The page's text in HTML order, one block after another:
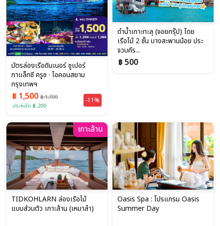
บัตรล่องเรือดินเนอร์ ซูเปอร์
กาแล็กซี ครูซ · ไอคอนสยาม
กรุงเทพฯ
฿ 1,500 ฿ 1,700
ประหยัด ฿ 200
-11%
ดำน้ำเกาะทะลุ (จอยกรุ๊ป) โดย
เรือไม้ 2 ชั้น บางสะพานน้อย ประ
จวบคีร...
฿ 500
เกาะล้าน
TIDKOHLARN ล่องเรือไม้
แบบส่วนตัว เกาะล้าน (เหมาลำ)
Oasis Spa : โปรแกรม Oasis
Summer Day